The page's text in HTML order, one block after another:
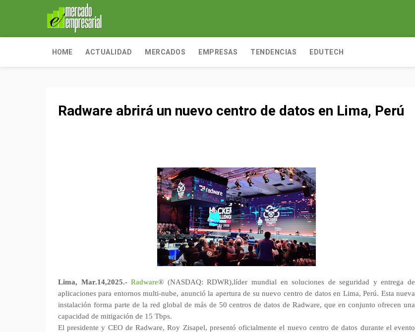
HOME ACTUALIDAD MERCADOS EMPRESAS TENDENCIAS EDUTECH
Radware abrirá un nuevo centro de datos en Lima, Perú
Lima, Mar.14,2025.- Radware® (NASDAQ: RDWR),líder mundial en soluciones de seguridad y entrega de
aplicaciones para entornos multi-nube, anunció la apertura de su nuevo centro de datos en Lima, Perú. Esta nueva
instalación forma parte de la red global de más de 50 centros de datos de Radware, que en conjunto ofrecen una
capacidad de mitigación de 15 Tbps.
El presidente y CEO de Radware, Roy Zisapel, presentó oficialmente el nuevo centro de datos durante el evento